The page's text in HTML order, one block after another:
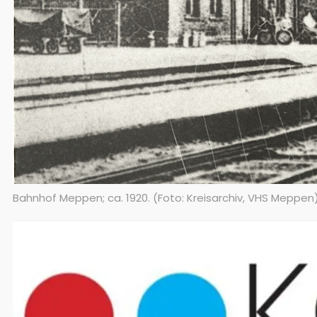
Bahnhof Meppen; ca. 1920. (Foto: Kreisarchiv, VHS